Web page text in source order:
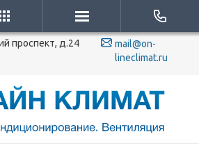
проспект, д.24
mail@on-
lineclimat.ru